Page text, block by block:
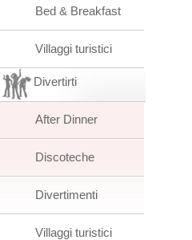
Bed & Breakfast
Villaggi turistici
Divertirti
After Dinner
Discoteche
Divertimenti
Villaggi turistici